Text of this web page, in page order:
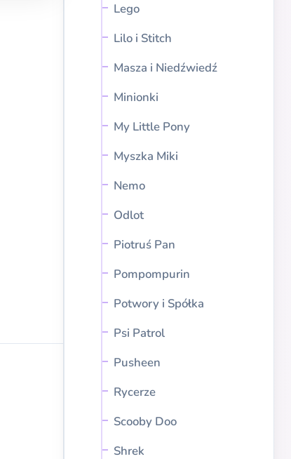
Lego
Lilo i Stitch
Masza i Niedźwiedź
Minionki
My Little Pony
Myszka Miki
Nemo
Odlot
Piotruś Pan
Pompompurin
Potwory i Spółka
Psi Patrol
Pusheen
Rycerze
Scooby Doo
Shrek